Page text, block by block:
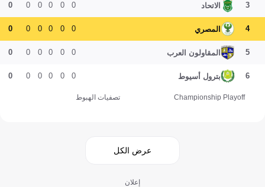
3 الاتحاد 0
0
0
0
0
0
4 المصري 0
0
0
0
0
0
5 المقاولون العرب 0
0
0
0
0
0
6 بترول أسيوط 0
0
0
0
0
0
Championship Playoff تصفيات الهبوط
عرض الكل
إعلان